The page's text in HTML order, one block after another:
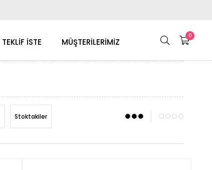
0
TEKLİF İSTE MÜŞTERİLERİMİZ
Stoktakiler